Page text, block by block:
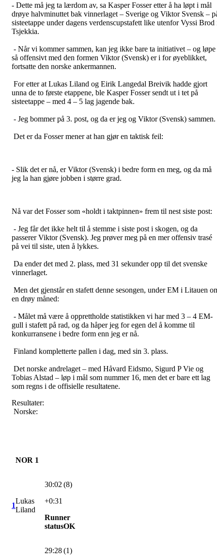
- Dette må jeg ta lærdom av, sa Kasper Fosser etter å ha løpt i mål
drøye halvminuttet bak vinnerlaget – Sverige og Viktor Svensk –
sisteetappe under dagens verdenscupstafett like utenfor Vyssi Brod
Tsjekkia.
- Når vi kommer sammen, kan jeg ikke bare ta initiativet – og løpe
så offensivt med den formen Viktor (Svensk) er i for øyeblikket,
fortsatte den norske ankermannen.
For etter at Lukas Liland og Eirik Langedal Breivik hadde gjort
unna de to første etappene, ble Kasper Fosser sendt ut i tet på
sisteetappe – med 4 – 5 lag jagende bak.
- Jeg bommer på 3. post, og da er jeg og Viktor (Svensk) sammen.
Det er da Fosser mener at han gjør en taktisk feil:
- Slik det er nå, er Viktor (Svensk) i bedre form en meg, og da må
jeg la han gjøre jobben i større grad.
Nå var det Fosser som «holdt i taktpinnen» frem til nest siste post:
- Jeg får det ikke helt til å stemme i siste post i skogen, og da
passerer Viktor (Svensk). Jeg prøver meg på en mer offensiv trasé
på vei til siste, uten å lykkes.
Da ender det med 2. plass, med 31 sekunder opp til det svenske
vinnerlaget.
Men det gjenstår en stafett denne sesongen, under EM i Litauen
en drøy måned:
- Målet må være å opprettholde statistikken vi har med 3 – 4 EM-
gull i stafett på rad, og da håper jeg for egen del å komme til
konkurransene i bedre form enn jeg er nå.
Finland kompletterte pallen i dag, med sin 3. plass.
Det norske andrelaget – med Håvard Eidsmo, Sigurd P Vie og
Tobias Alstad – løp i mål som nummer 16, men det er bare ett lag
som regns i de offisielle resultatene.
Resultater:
Norske:
NOR 1
1
Lukas
Liland
30:02 (8)
+0:31
Runner
statusOK
29:28 (1)